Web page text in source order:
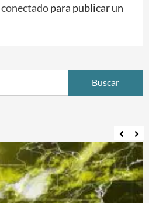
conectadopara publicar un